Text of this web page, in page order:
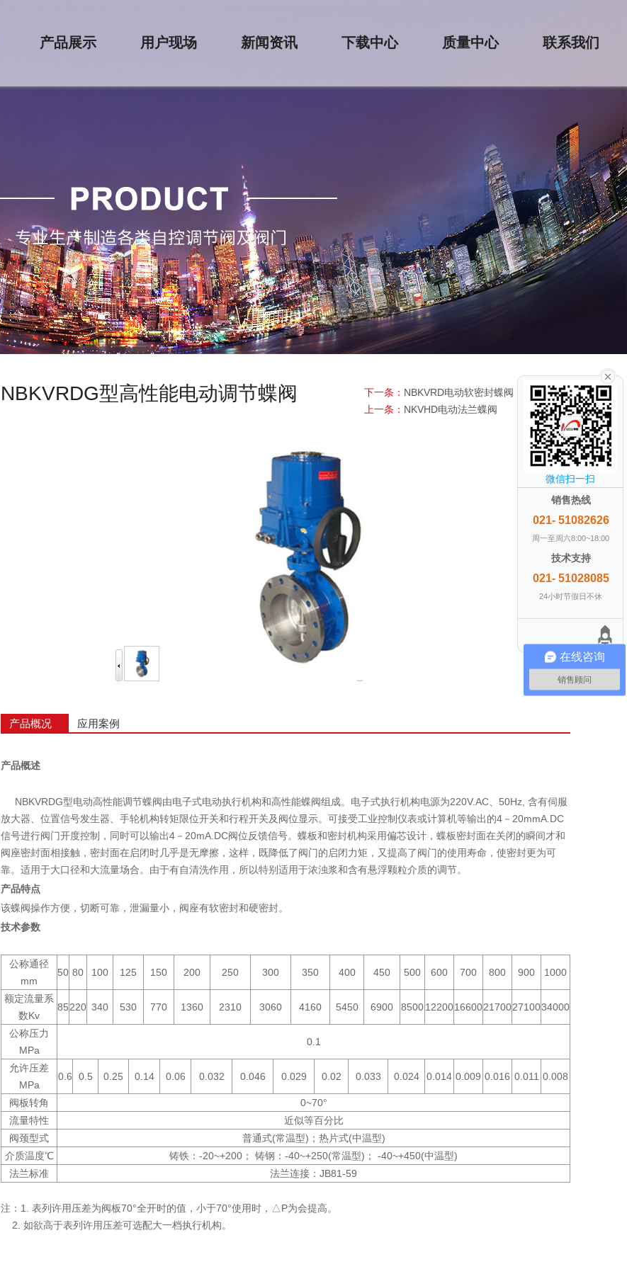
产品展示 用户现场 新闻资讯 下载中心 质量中心 联系我们
微信扫一扫
销售热线
021- 51082626
周一至周六8:00~18:00
技术支持
021- 51028085
24小时节假日不休
NBKVRDG型高性能电动调节蝶阀 下一条： NBKVRD电动软密封蝶阀（防爆型）
上一条： NKVHD电动法兰蝶阀
产品概况 应用案例
产品概述
NBKVRDG型电动高性能调节蝶阀由电子式电动执行机构和高性能蝶阀组成。电子式执行机构电源为220V.AC、50Hz, 含有伺服
放大器、位置信号发生器、手轮机构转矩限位开关和行程开关及阀位显示。可接受工业控制仪表或计算机等输出的4－20mmA.DC
信号进行阀门开度控制，同时可以输出4－20mA.DC阀位反馈信号。蝶板和密封机构采用偏芯设计，蝶板密封面在关闭的瞬间才和
阀座密封面相接触，密封面在启闭时几乎是无摩擦，这样，既降低了阀门的启闭力矩，又提高了阀门的使用寿命，使密封更为可
靠。适用于大口径和大流量场合。由于有自清洗作用，所以特别适用于浓浊浆和含有悬浮颗粒介质的调节。
产品特点
该蝶阀操作方便，切断可靠，泄漏量小，阀座有软密封和硬密封。
技术参数
公称通径
mm
50 80 100 125 150 200 250 300 350 400 450 500 600 700 800 900 1000
额定流量系
数Kv
85220 340 530 770 1360 2310 3060 4160 5450 6900 85001220016600217002710034000
公称压力
MPa
0.1
允许压差
MPa
0.6 0.5 0.25 0.14 0.06 0.032 0.046 0.029 0.02 0.033 0.024 0.014 0.009 0.016 0.011 0.008
阀板转角
0~70°
流量特性
近似等百分比
阀颈型式
普通式(常温型)；热片式(中温型)
介质温度℃
铸铁：-20~+200； 铸钢：-40~+250(常温型)； -40~+450(中温型)
法兰标准
法兰连接：JB81-59
注：1. 表列许用压差为阀板70°全开时的值，小于70°使用时，△P为会提高。
2. 如欲高于表列许用压差可选配大一档执行机构。
在线咨询
销售顾问